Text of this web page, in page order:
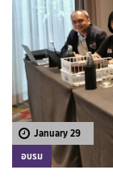
January 29
อบรม